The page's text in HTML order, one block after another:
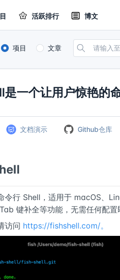
活跃排行 博文
项目 文章
一个让用户惊艳的
文档演示 Github仓库
令行 Shell，适用于 macOS、
键补全等功能，无需任何配置
访问 https://fishshell.com/。